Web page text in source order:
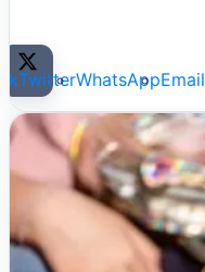
TwitterWhatsAppEmail